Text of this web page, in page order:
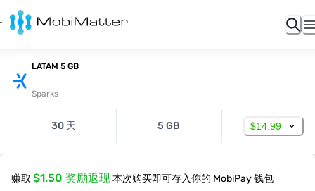
LATAM 5 GB
Sparks
30 天 5 GB $14.99
赚取 $1.50 奖励返现本次购买即可存入你的 MobiPay 钱包